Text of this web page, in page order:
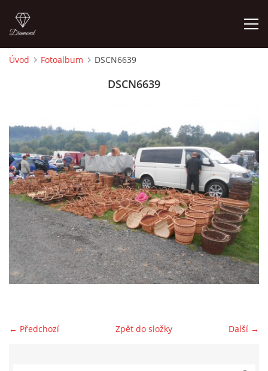
TERMÍNY KONÁNÍ TRHŮ
VSTUPNÉ
KONTAKTY
MAPA
Úvod Fotoalbum DSCN6639
DSCN6639
← Předchozí Další →
Zpět do složky